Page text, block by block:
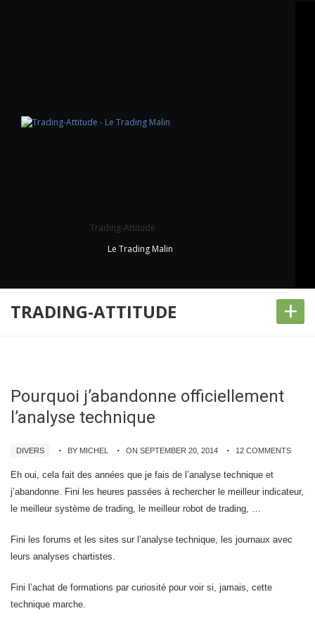
Trading-Attitude
Le Trading Malin
TRADING-ATTITUDE +
Pourquoi j’abandonne officiellement
l’analyse technique
DIVERS BY MICHEL ON SEPTEMBER 20, 2014 12 COMMENTS
Eh oui, cela fait des années que je fais de l’analyse technique et
j’abandonne. Fini les heures passées à rechercher le meilleur indicateur,
le meilleur système de trading, le meilleur robot de trading, …
Fini les forums et les sites sur l’analyse technique, les journaux avec
leurs analyses chartistes.
Fini l’achat de formations par curiosité pour voir si, jamais, cette
technique marche.